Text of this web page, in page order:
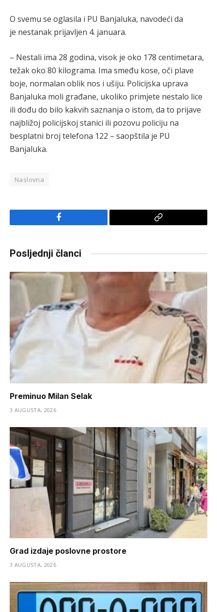
O svemu se oglasila i PU Banjaluka, navodeći da
je nestanak prijavljen 4. januara.
– Nestali ima 28 godina, visok je oko 178 centimetara,
težak oko 80 kilograma. Ima smeđu kose, oči plave
boje, normalan oblik nos i ušiju. Policijska uprava
Banjaluka moli građane, ukoliko primjete nestalo lice
ili dođu do bilo kakvih saznanja o istom, da to prijave
najbližoj policijskoj stanici ili pozovu policiju na
besplatni broj telefona 122 – saopštila je PU
Banjaluka.
Naslovna
Facebook
Copy
Posljednji članci
Preminuo Milan Selak
3 AUGUSTA, 2026
Grad izdaje poslovne prostore
3 AUGUSTA, 2026